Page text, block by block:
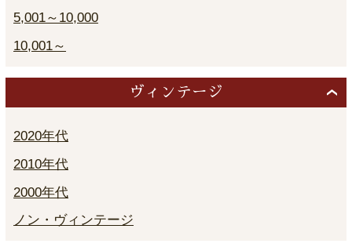
5,001～10,000
10,001～
ヴィンテージ
2020年代
2010年代
2000年代
ノン・ヴィンテージ